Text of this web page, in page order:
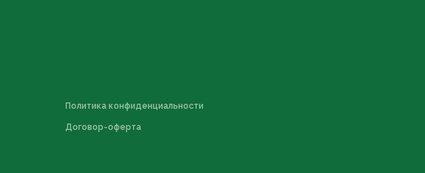
Политика конфиденциальности
Договор-оферта